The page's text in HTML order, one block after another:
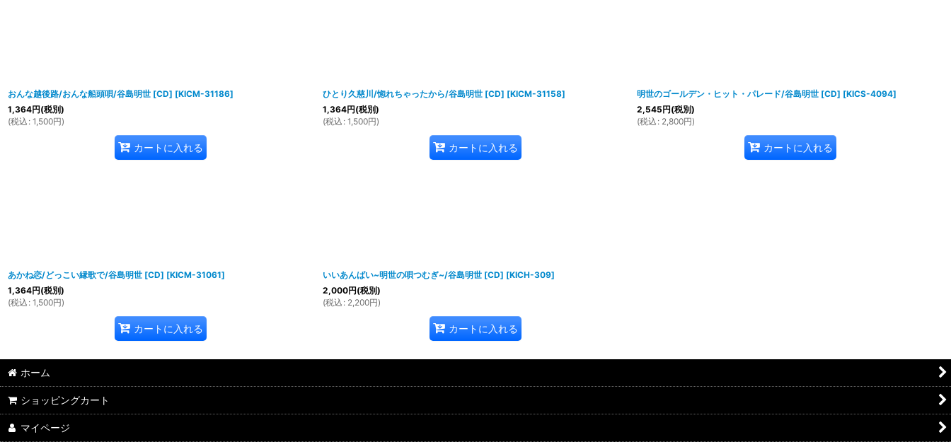
おんな越後路/おんな船頭唄/谷島明世 [CD] [KICM-31186]
1,364円(税別)
(税込 : 1,500円)
カートに入れる
ひとり久慈川/惚れちゃったから/谷島明世 [CD] [KICM-31158]
1,364円(税別)
(税込 : 1,500円)
カートに入れる
明世のゴールデン・ヒット・パレード/谷島明世 [CD] [KICS-4094]
2,545円(税別)
(税込 : 2,800円)
カートに入れる
あかね恋/どっこい縁歌で/谷島明世 [CD] [KICM-31061]
1,364円(税別)
(税込 : 1,500円)
カートに入れる
いいあんばい~明世の唄つむぎ~/谷島明世 [CD] [KICH-309]
2,000円(税別)
(税込 : 2,200円)
カートに入れる
ホーム
ショッピングカート
マイページ